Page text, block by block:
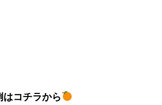
コチラから